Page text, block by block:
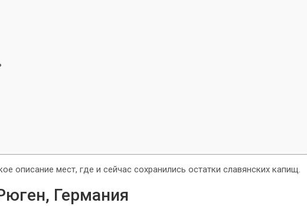
описание мест, где и сейчас сохранились остатки славянских капищ.
Германия